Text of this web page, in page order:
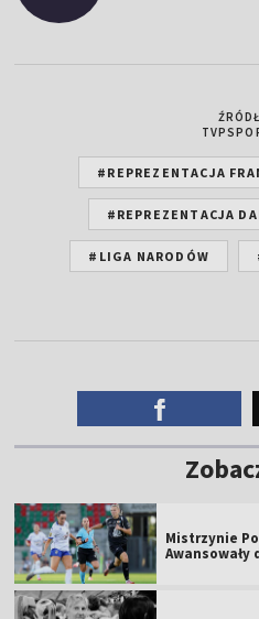
#REPREZENTACJA
#REPREZENTACJA
#LIGA NARODÓW
Mistrzynie